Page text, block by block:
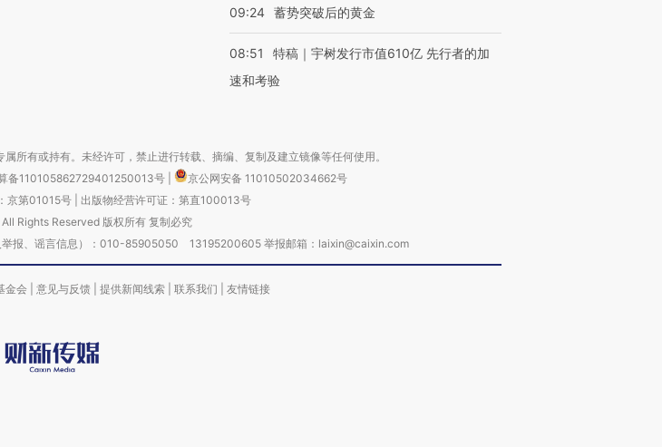
09:24 蓄势突破后的黄金
08:51
特稿｜宇树发行市值610亿 先行者的加
速和考验
所有或持有。未经许可，禁止进行转载、摘编、复制及建立镜像等任何使用。
备110105862729401250013号
京公网安备 11010502034662号
京第01015号| 出版物经营许可证：第直100013号
Rights Reserved 版权所有 复制必究
举报、谣言信息）：010-85905050 13195200605 举报邮箱：laixin@caixin.com
金会 意见与反馈 提供新闻线索 联系我们 友情链接